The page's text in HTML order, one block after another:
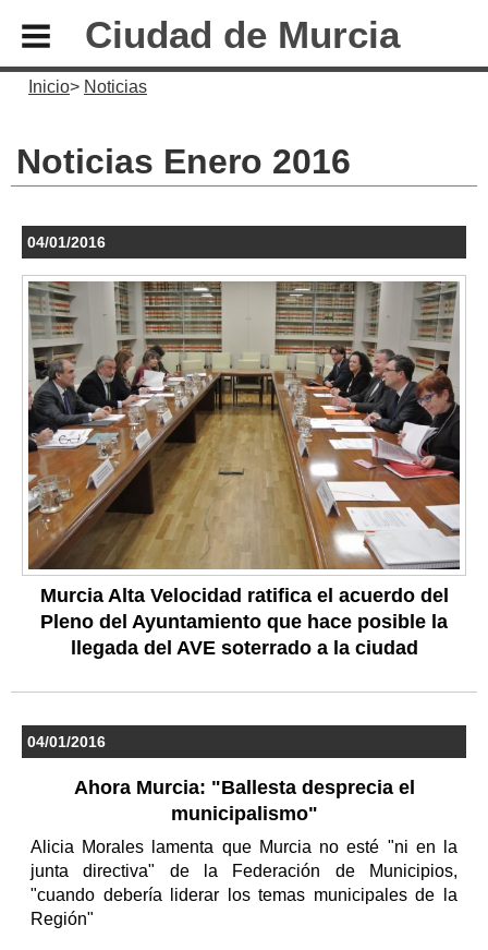
Ciudad de Murcia
Inicio Noticias
Noticias Enero 2016
04/01/2016
Murcia Alta Velocidad ratifica el acuerdo del
Pleno del Ayuntamiento que hace posible la
llegada del AVE soterrado a la ciudad
04/01/2016
Ahora Murcia: "Ballesta desprecia el
municipalismo"
Alicia Morales lamenta que Murcia no esté "ni en la
junta directiva" de la Federación de Municipios,
"cuando debería liderar los temas municipales de la
Región"